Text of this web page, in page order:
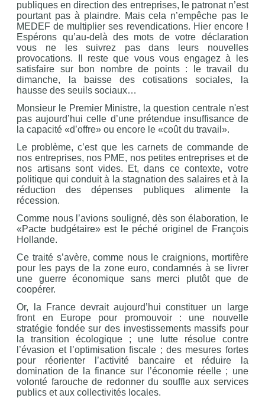
publiques en direction des entreprises, le patronat n’est
pourtant pas à plaindre. Mais cela n’empêche pas le
MEDEF de multiplier ses revendications. Hier encore !
Espérons qu’au-delà des mots de votre déclaration
vous ne les suivrez pas dans leurs nouvelles
provocations. Il reste que vous vous engagez à les
satisfaire sur bon nombre de points : le travail du
dimanche, la baisse des cotisations sociales, la
hausse des seuils sociaux…
Monsieur le Premier Ministre, la question centrale n'est
pas aujourd’hui celle d’une prétendue insuffisance de
la capacité «d’offre» ou encore le «coût du travail».
Le problème, c’est que les carnets de commande de
nos entreprises, nos PME, nos petites entreprises et de
nos artisans sont vides. Et, dans ce contexte, votre
politique qui conduit à la stagnation des salaires et à la
réduction des dépenses publiques alimente la
récession.
Comme nous l’avions souligné, dès son élaboration, le
«Pacte budgétaire» est le péché originel de François
Hollande.
Ce traité s’avère, comme nous le craignions, mortifère
pour les pays de la zone euro, condamnés à se livrer
une guerre économique sans merci plutôt que de
coopérer.
Or, la France devrait aujourd’hui constituer un large
front en Europe pour promouvoir : une nouvelle
stratégie fondée sur des investissements massifs pour
la transition écologique ; une lutte résolue contre
l’évasion et l’optimisation fiscale ; des mesures fortes
pour réorienter l’activité bancaire et réduire la
domination de la finance sur l’économie réelle ; une
volonté farouche de redonner du souffle aux services
publics et aux collectivités locales.